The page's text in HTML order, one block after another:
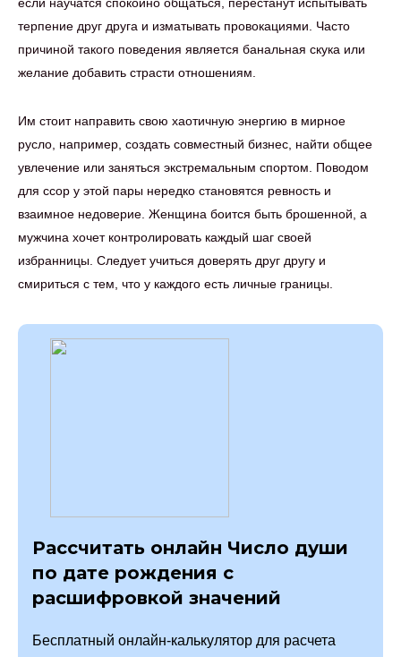
терпение друг друга и изматывать провокациями. Часто
причиной такого поведения является банальная скука или
желание добавить страсти отношениям.
Им стоит направить свою хаотичную энергию в мирное
русло, например, создать совместный бизнес, найти общее
увлечение или заняться экстремальным спортом. Поводом
для ссор у этой пары нередко становятся ревность и
взаимное недоверие. Женщина боится быть брошенной, а
мужчина хочет контролировать каждый шаг своей
избранницы. Следует учиться доверять друг другу и
смириться с тем, что у каждого есть личные границы.
Рассчитать онлайн Число души
по дате рождения с
расшифровкой значений
Бесплатный онлайн-калькулятор для расчета